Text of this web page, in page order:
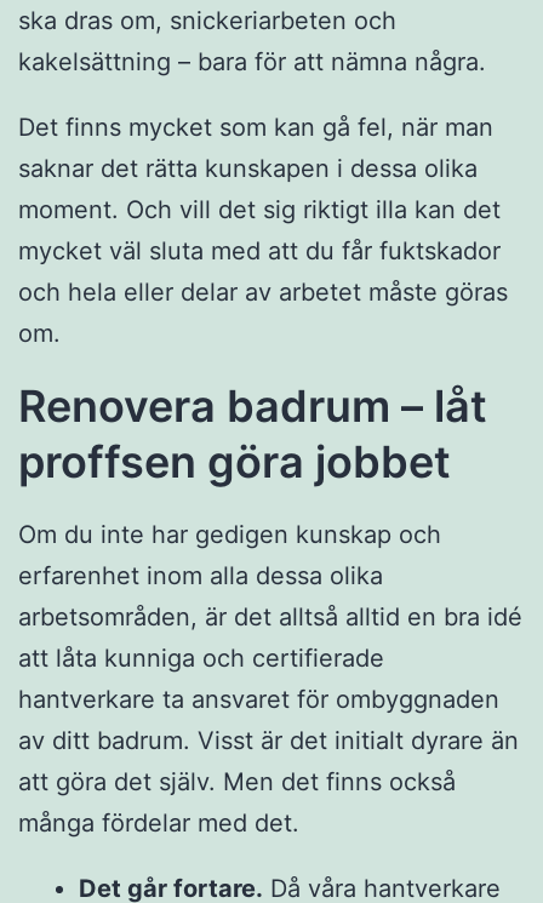
ska dras om, snickeriarbeten och
kakelsättning – bara för att nämna några.
Det finns mycket som kan gå fel, när man
saknar det rätta kunskapen i dessa olika
moment. Och vill det sig riktigt illa kan det
mycket väl sluta med att du får fuktskador
och hela eller delar av arbetet måste göras
om.
Renovera badrum – låt
proffsen göra jobbet
Om du inte har gedigen kunskap och
erfarenhet inom alla dessa olika
arbetsområden, är det alltså alltid en bra idé
att låta kunniga och certifierade
hantverkare ta ansvaret för ombyggnaden
av ditt badrum. Visst är det initialt dyrare än
att göra det själv. Men det finns också
många fördelar med det.
Det går fortare. Då våra hantverkare